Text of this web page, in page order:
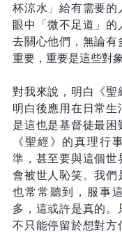
杯涼水」給有需要的
眼中「微不足道」的
去關心他們，無論有
重要，重要是這些對
對我來說，明白《聖
明白後應用在日常生
是這也是基督徒最困
《聖經》的真理行
準，甚至要與這個世
會被世人恥笑。我們
也常常聽到，服事
多，這或許是真的。
不只能停留於想對方